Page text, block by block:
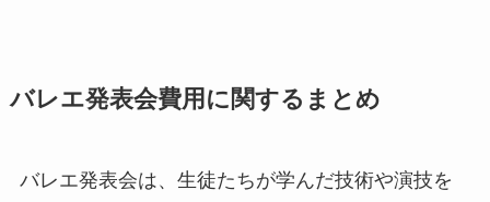
バレエ発表会費用に関するまとめ
バレエ発表会は、生徒たちが学んだ技術や演技を